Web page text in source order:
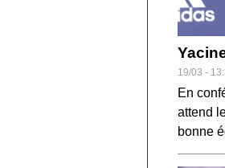
19/03 -
En
attend
bonne